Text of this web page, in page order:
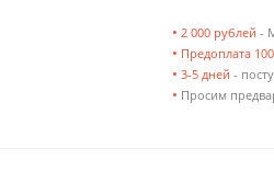
• 2 000 рублей -
• Предоплата
• 3-5 дней -
• Просим